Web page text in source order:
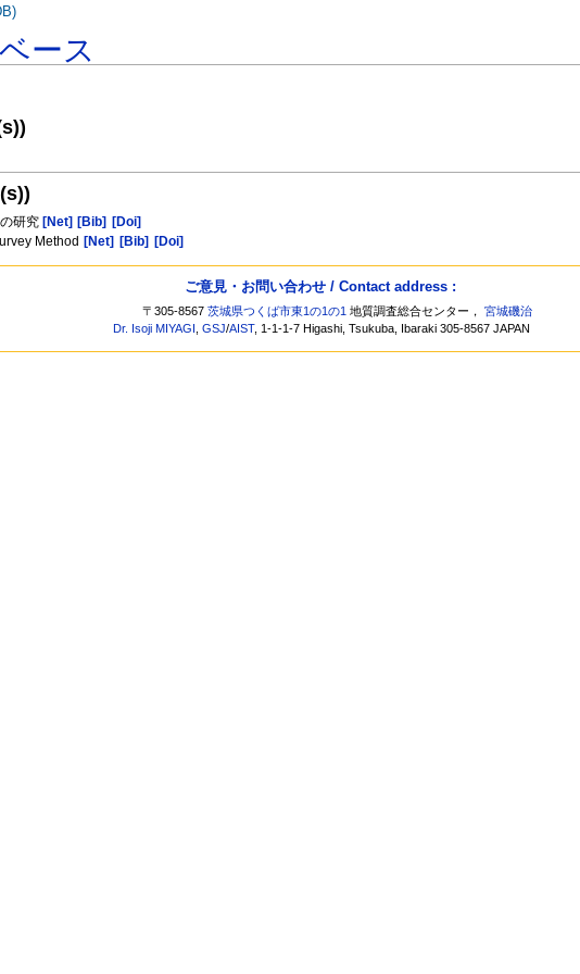
ース
研究 [Net] [Bib]
[Doi]
Method [Net] [Bib] [Doi]
ご意見・お問い合わせ / Contact address :
〒305-8567茨城県つくば市東1の1の1 地質調査総合センター，宮城磯治
Dr. Isoji MIYAGI ,GSJ/AIST, 1-1-1-7 Higashi, Tsukuba, Ibaraki 305-8567 JAPAN